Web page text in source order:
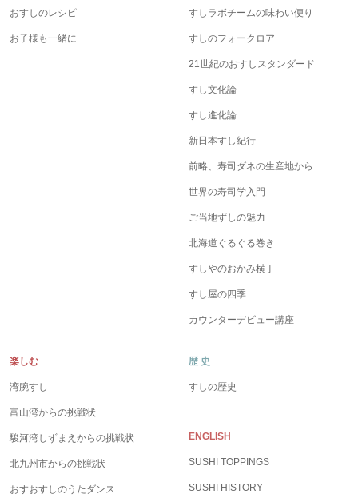
おすしのレシピ
お子様も一緒に
すしラボチームの味わい便り
すしのフォークロア
21世紀のおすしスタンダード
すし文化論
すし進化論
新日本すし紀行
前略、寿司ダネの生産地から
世界の寿司学入門
ご当地ずしの魅力
北海道ぐるぐる巻き
すしやのおかみ横丁
すし屋の四季
カウンターデビュー講座
楽しむ
湾腕すし
富山湾からの挑戦状
駿河湾しずまえからの挑戦状
北九州市からの挑戦状
おすおすしのうたダンス
歴 史
すしの歴史
ENGLISH
SUSHI TOPPINGS
SUSHI HISTORY